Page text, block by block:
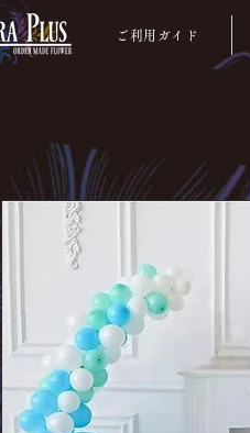
ご利用ガイド